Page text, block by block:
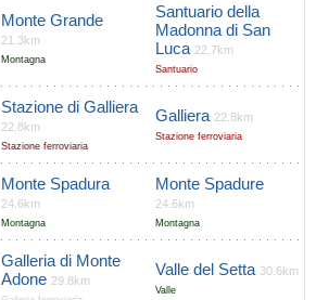
Monte Grande
21.3km
Montagna
Santuario della
Madonna di San
Luca 22.7km
Santuario
Stazione di Galliera
22.8km
Stazione ferroviaria
Galliera 22.8km
Stazione ferroviaria
Monte Spadura
24.6km
Montagna
Monte Spadure
24.6km
Montagna
Galleria di Monte
Adone 29.8km
Valle del Setta 30.6km
Valle